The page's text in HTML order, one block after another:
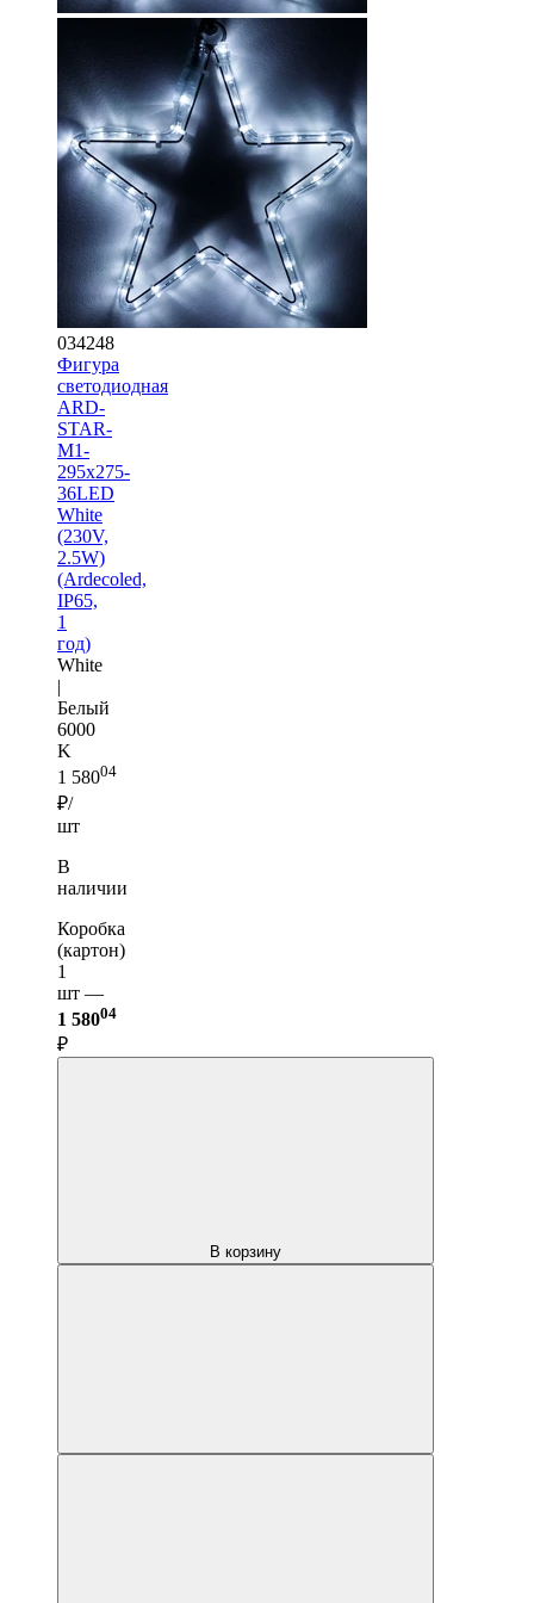
034248
Фигура
cветодиодная
ARD-
STAR-
M1-
295x275-
36LED
White
(230V,
2.5W)
(Ardecoled,
IP65,
1
год)
White
|
Белый
6000
K
1 58004
₽/
шт
В
наличии
Коробка
(картон)
1
шт —
1 58004
₽
В корзину